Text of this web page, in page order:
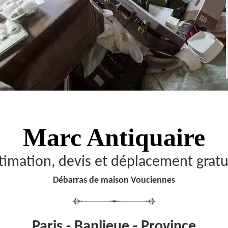
Marc Antiquaire
devis et déplacement
Débarras de maison Vouciennes